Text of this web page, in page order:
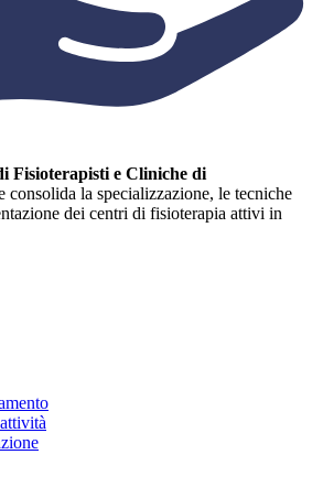
Fisioterapisti e Cliniche di
consolida la specializzazione, le tecniche
dei centri di fisioterapia attivi in